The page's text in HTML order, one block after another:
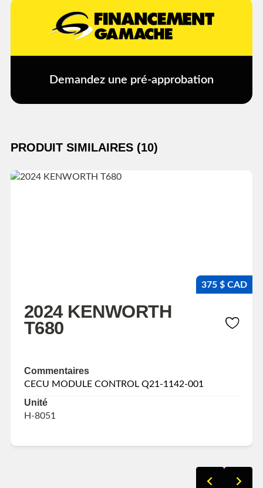
Demandez une pré-approbation
PRODUIT SIMILAIRES (10)
375 $ CAD
2024 KENWORTH
T680
Commentaires
CECU MODULE CONTROL Q21-1142-001
Unité
H-8051